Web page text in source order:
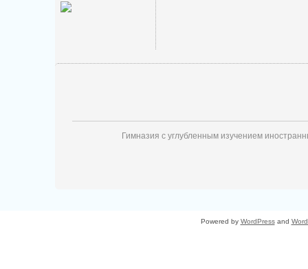
Гимназия с углубленным изучением
Powered by WordPressand